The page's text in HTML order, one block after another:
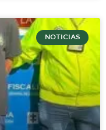
NOTICIAS